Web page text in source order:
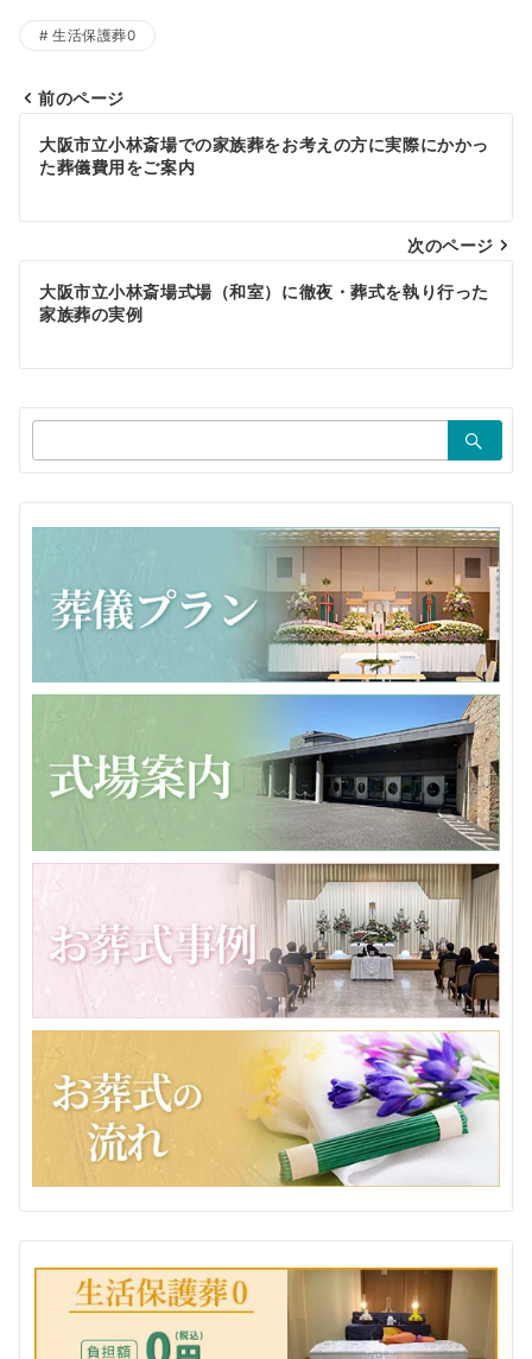
生活保護葬0
投
稿
ナ
ビ
ゲ
ー
シ
ョ
ン
前のページ
大阪市立小林斎場での家族葬をお考えの方に実際にかかっ
た葬儀費用をご案内
次のページ
大阪市立小林斎場式場（和室）に徹夜・葬式を執り行った
家族葬の実例
索：